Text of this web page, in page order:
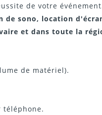
de votre
de sono, location
et dans toute la
de matériel).
téléphone.